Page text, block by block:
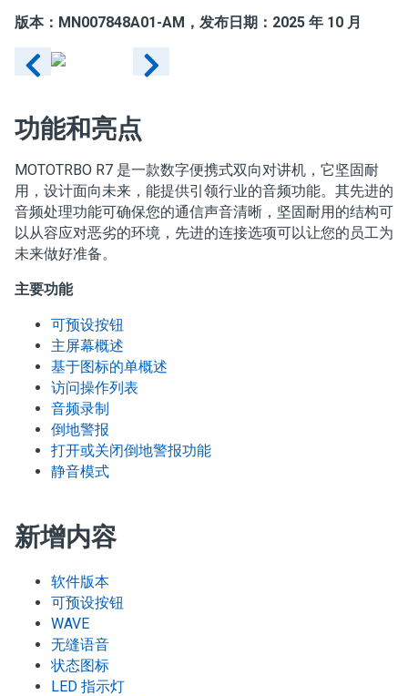
版本： MN007848A01-AM ，发布日期：2025 年 10 月
功能和亮点
MOTOTRBO R7 是一款数字便携式双向对讲机，它坚固耐
用，设计面向未来，能提供引领行业的音频功能。其先进的
音频处理功能可确保您的通信声音清晰，坚固耐用的结构可
以从容应对恶劣的环境，先进的连接选项可以让您的员工为
未来做好准备。
主要功能
可预设按钮
主屏幕概述
基于图标的单概述
访问操作列表
音频录制
倒地警报
打开或关闭倒地警报功能
静音模式
新增内容
软件版本
可预设按钮
WAVE
无缝语音
状态图标
LED 指示灯